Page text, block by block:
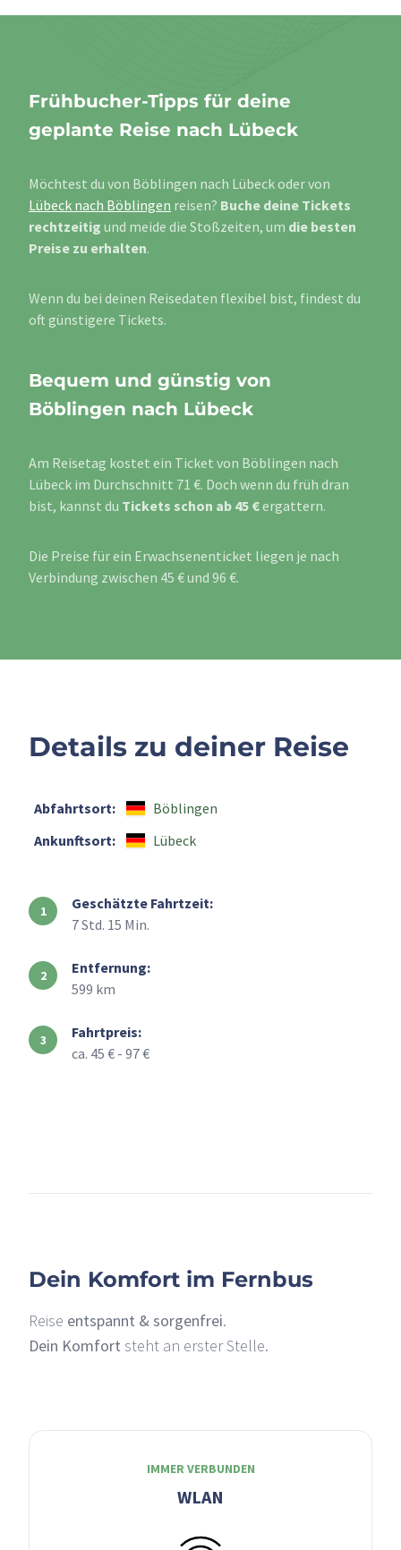
Frühbucher-Tipps für deine
geplante Reise nach Lübeck
Möchtest du von Böblingen nach Lübeck oder von
Lübeck nach Böblingen reisen? Buche deine Tickets
rechtzeitig und meide die Stoßzeiten, um die besten
Preise zu erhalten.
Wenn du bei deinen Reisedaten flexibel bist, findest du
oft günstigere Tickets.
Bequem und günstig von
Böblingen nach Lübeck
Am Reisetag kostet ein Ticket von Böblingen nach
Lübeck im Durchschnitt 71 €. Doch wenn du früh dran
bist, kannst du Tickets schon ab 45 €ergattern.
Die Preise für ein Erwachsenenticket liegen je nach
Verbindung zwischen 45 € und 96 €.
Details zu deiner Reise
Abfahrtsort:
Böblingen
Ankunftsort:
Lübeck
Geschätzte Fahrtzeit:
7 Std. 15 Min.
Entfernung:
599 km
Fahrtpreis:
ca. 45 € - 97 €
Dein Komfort im Fernbus
Reise entspannt & sorgenfrei.
Dein Komfort steht an erster Stelle.
IMMER VERBUNDEN
WLAN